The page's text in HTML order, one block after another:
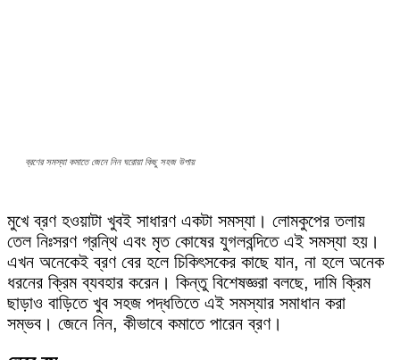
ব্রণের সমস্যা কমাতে জেনে নিন ঘরোয়া কিছু সহজ উপায়
মুখে ব্রণ হওয়াটা খুবই সাধারণ একটা সমস্যা। লোমকুপের তলায়
তেল নিঃসরণ গ্রন্থি এবং মৃত কোষের যুগলবন্দিতে এই সমস্যা হয়।
এখন অনেকেই ব্রণ বের হলে চিকিৎসকের কাছে যান, না হলে অনেক
ধরনের ক্রিম ব্যবহার করেন। কিন্তু বিশেষজ্ঞরা বলছে, দামি ক্রিম
ছাড়াও বাড়িতে খুব সহজ পদ্ধতিতে এই সমস্যার সমাধান করা
সম্ভব। জেনে নিন, কীভাবে কমাতে পারেন ব্রণ।